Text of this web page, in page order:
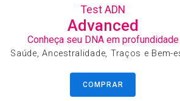
Test ADN
Advanced
Conheça seu DNA em profundidade
Saúde, Ancestralidade, Traços e Bem-
COMPRAR